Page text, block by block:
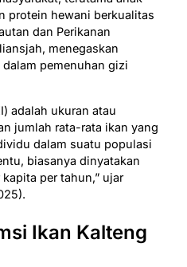
protein hewani berkualitas
dan Perikanan
menegaskan
pemenuhan gizi
adalah ukuran atau
jumlah rata-rata ikan yang
dalam suatu populasi
biasanya dinyatakan
per tahun,” ujar
Ikan Kalteng